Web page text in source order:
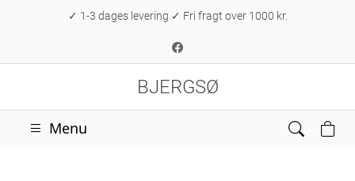
✓ 1-3 dages levering ✓ Fri fragt over 1000 kr.
BJERGSØ
Menu